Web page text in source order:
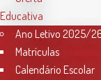
Contactos
Rua Miguel
2000-080
Educativa
Ano Letivo 2025/
Matrículas
Calendário Escolar